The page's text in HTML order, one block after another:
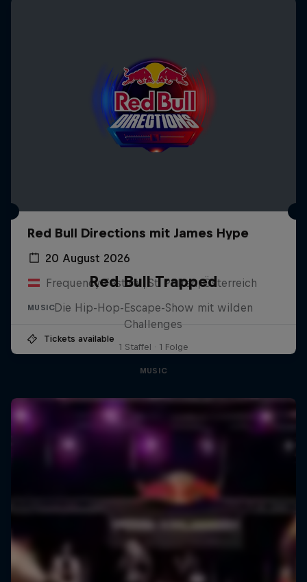
Red Bull Directions mit James Hype
20 August 2026
Frequency Festival, St. Pölten, Österreich
MUSIC
Tickets available
Red Bull Trapped
Die Hip-Hop-Escape-Show mit wilden
Challenges
1 Staffel · 1 Folge
MUSIC